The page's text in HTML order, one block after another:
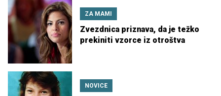
ZA MAMI
Zvezdnica priznava, da je težko
prekiniti vzorce iz otroštva
NOVICE